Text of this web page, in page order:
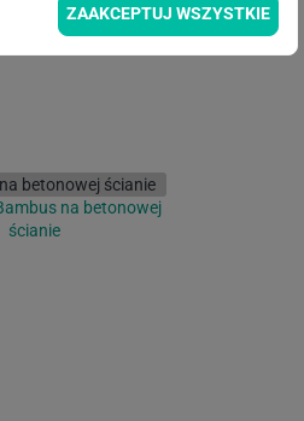
na betonowej
ścianie
ZAAKCEPTUJ WSZYSTKIE